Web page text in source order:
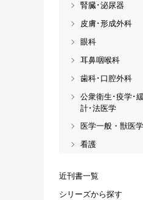
腎臓･泌尿器
皮膚･形成外科
眼科
耳鼻咽喉科
歯科･口腔外科
公衆衛生･疫学･
計･法医学
医学一般・獣医
看護
近刊書一覧
シリーズから探す